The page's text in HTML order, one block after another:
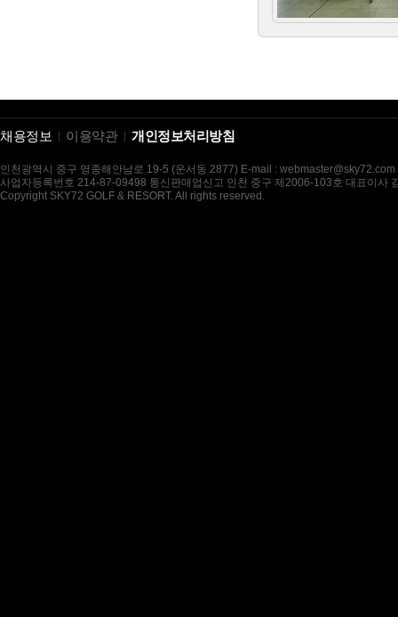
채용정보 이용약관 개인정보처리방침
인천광역시 중구 영종해안남로 19-5 (운서동 2877) E-mail : webmaster@sky72.com
사업자등록번호 214-87-09498 통신판매업신고 인천 중구 제2006-103호 대표이사
Copyright SKY72 GOLF & RESORT. All rights reserved.